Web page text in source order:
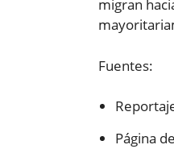
migran
Fuentes:
Página